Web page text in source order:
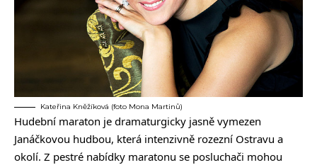
Kateřina Kněžíková (foto Mona Martinů)
Hudební maraton je dramaturgicky jasně vymezen
Janáčkovou hudbou, která intenzivně rozezní Ostravu a
okolí. Z pestré nabídky maratonu se posluchači mohou